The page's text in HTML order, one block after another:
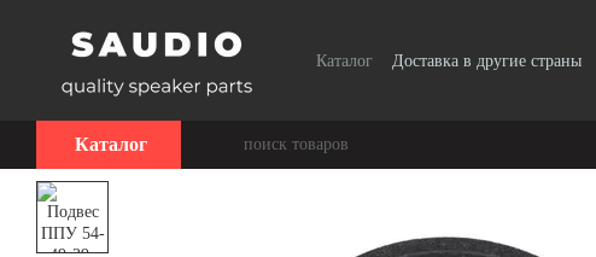
Каталог Доставка в другие страны
Каталог